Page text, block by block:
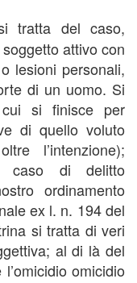
tratta del caso,
attivo con
o lesioni personali,
di un uomo. Si
si finisce per
di quello voluto
l’intenzione);
caso di delitto
ordinamento
ex l. n. 194 del
si tratta di veri
al di là del
omicidio